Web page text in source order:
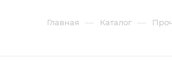
Главная — Каталог —